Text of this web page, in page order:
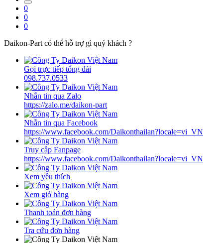
0
0
0
Daikon-Part có thể hỗ trợ gì quý khách ?
Gọi trực tiếp tổng đài
098.737.0533
Nhắn tin qua Zalo
https://zalo.me/daikon-part
Nhắn tin qua Facebook
https://www.facebook.com/Daikonthailan?locale=vi_VN
Truy cập Fanpage
https://www.facebook.com/Daikonthailan?locale=vi_VN
Xem yêu thích
Xem giỏ hàng
Thanh toán đơn hàng
Tra cứu đơn hàng